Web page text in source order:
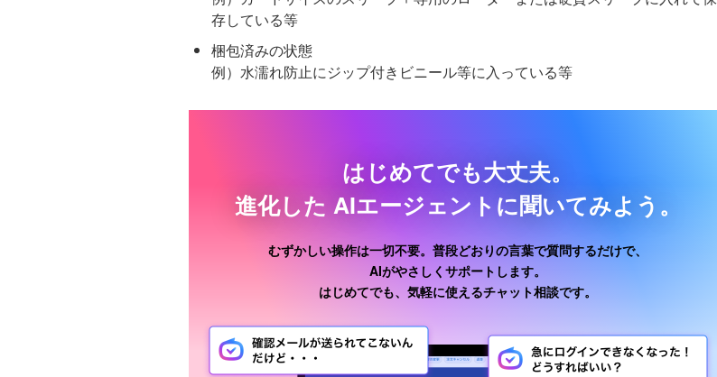
存している等
梱包済みの状態
例）水濡れ防止にジップ付きビニール等に入っている等
はじめてでも大丈夫。
進化した AIエージェントに聞いてみよう。
むずかしい操作は一切不要。普段どおりの言葉で質問するだけで、
AIがやさしくサポートします。
はじめてでも、気軽に使えるチャット相談です。